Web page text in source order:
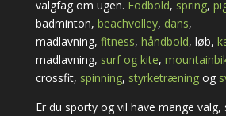
valgfag om ugen. Fodbold, spring,
badminton, beachvolley, dans,
madlavning, fitness, håndbold, løb,
madlavning, surf og kite,
crossfit, spinning, styrketræningog
Er du sporty og vil have mange valg,